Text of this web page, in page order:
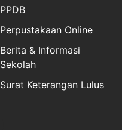
PPDB
Perpustakaan Online
Berita & Informasi
Sekolah
Surat Keterangan Lulus